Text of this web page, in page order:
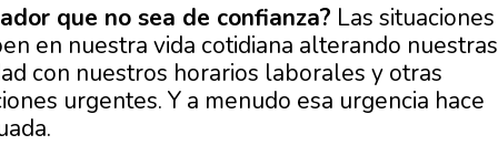
que no sea de confianza? Las situaciones
en nuestra vida cotidiana alterando nuestras
con nuestros horarios laborales y otras
urgentes. Y a menudo esa urgencia hace